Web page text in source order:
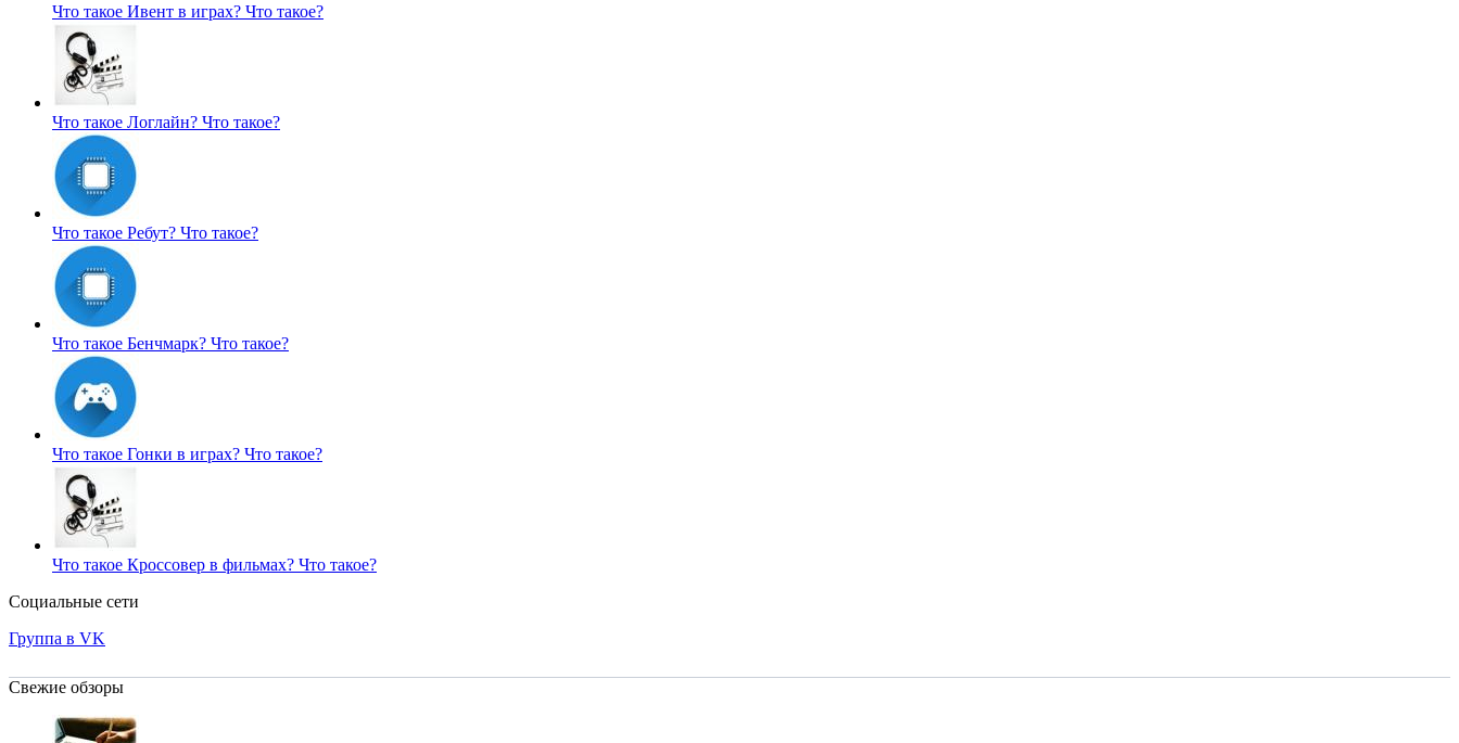
Что такое Ивент в играх? Что такое?
Что такое Логлайн? Что такое?
Что такое Ребут? Что такое?
Что такое Бенчмарк? Что такое?
Что такое Гонки в играх? Что такое?
Что такое Кроссовер в фильмах? Что такое?
Социальные сети
Группа в VK
Свежие обзоры